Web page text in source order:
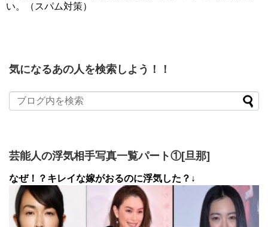
い。（スパム対策）
気になるあの人を検索しよう！！
芸能人の浮気相手写真一覧パート①[旦那]
なぜ！？キレイな嫁がおるのに浮気した？↓